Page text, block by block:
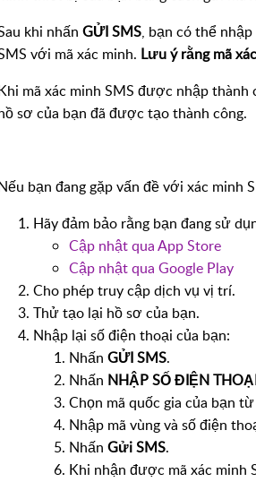
khi nhấn GỬI SMS, bạn có thể
với mã xác minh. Lưu ý rằng mã
mã xác minh SMS được nhập
sơ của bạn đã được tạo thành công.
bạn đang gặp vấn đề với xác minh
Hãy đảm bảo rằng bạn đang sử
Cập nhật qua App Store
Cập nhật qua Google Play
Cho phép truy cập dịch vụ vị trí.
Thử tạo lại hồ sơ của bạn.
Nhập lại số điện thoại của bạn:
Nhấn GỬI SMS.
Nhấn NHẬP SỐ ĐIỆN
Chọn mã quốc gia của bạn
Nhập mã vùng và số điện
Nhấn Gửi SMS.
Khi nhận được mã xác minh